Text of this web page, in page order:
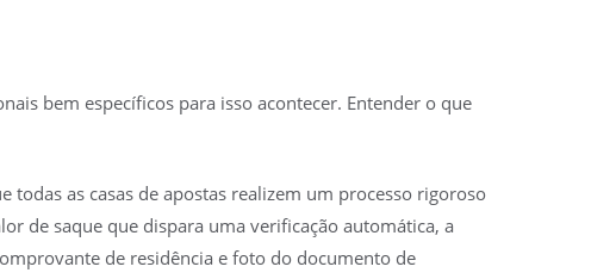
bem específicos para isso acontecer. Entender o que
todas as casas de apostas realizem um processo rigoroso
de saque que dispara uma verificação automática, a
de residência e foto do documento de